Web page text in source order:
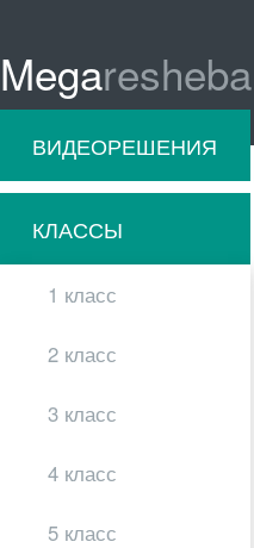
Megaresheba
ВИДЕОРЕШЕНИЯ
КЛАССЫ
1 класс
2 класс
3 класс
4 класс
5 класс